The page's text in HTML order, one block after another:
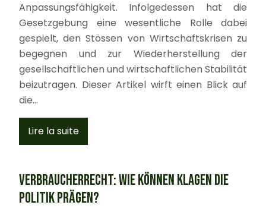
Anpassungsfähigkeit. Infolgedessen hat die
Gesetzgebung eine wesentliche Rolle dabei
gespielt, den Stössen von Wirtschaftskrisen zu
begegnen und zur Wiederherstellung der
gesellschaftlichen und wirtschaftlichen Stabilität
beizutragen. Dieser Artikel wirft einen Blick auf
die…
Lire la suite
Verbraucherrecht: Wie können Klagen die
Politik prägen?